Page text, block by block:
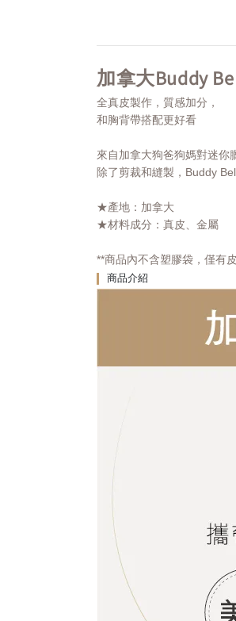
加拿大Buddy
全真皮製作，質感加分，
和胸背帶搭配更好看
來自加拿大狗爸狗媽對迷你
除了剪裁和縫製，Buddy
★產地：加拿大
★材料成分：真皮、金屬
**商品內不含塑膠袋，僅有
商品介紹